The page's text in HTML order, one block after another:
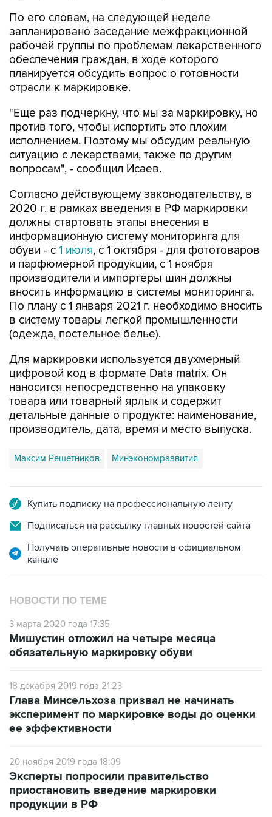
По его словам, на следующей неделе
запланировано заседание межфракционной
рабочей группы по проблемам лекарственного
обеспечения граждан, в ходе которого
планируется обсудить вопрос о готовности
отрасли к маркировке.
"Еще раз подчеркну, что мы за маркировку, но
против того, чтобы испортить это плохим
исполнением. Поэтому мы обсудим реальную
ситуацию с лекарствами, также по другим
вопросам", - сообщил Исаев.
Согласно действующему законодательству, в
2020 г. в рамках введения в РФ маркировки
должны стартовать этапы внесения в
информационную систему мониторинга для
обуви - с 1 июля, с 1 октября - для фототоваров
и парфюмерной продукции, с 1 ноября
производители и импортеры шин должны
вносить информацию в системы мониторинга.
По плану с 1 января 2021 г. необходимо вносить
в систему товары легкой промышленности
(одежда, постельное белье).
Для маркировки используется двухмерный
цифровой код в формате Data matrix. Он
наносится непосредственно на упаковку
товара или товарный ярлык и содержит
детальные данные о продукте: наименование,
производитель, дата, время и место выпуска.
Максим Решетников Минэкономразвития
Купить подписку на профессиональную ленту
Подписаться на рассылку главных новостей сайта
Получать оперативные новости в официальном
канале
НОВОСТИ ПО ТЕМЕ
3 марта 2020 года 17:35
Мишустин отложил на четыре месяца
обязательную маркировку обуви
18 декабря 2019 года 21:23
Глава Минсельхоза призвал не начинать
эксперимент по маркировке воды до оценки
ее эффективности
20 ноября 2019 года 18:09
Эксперты попросили правительство
приостановить введение маркировки
продукции в РФ